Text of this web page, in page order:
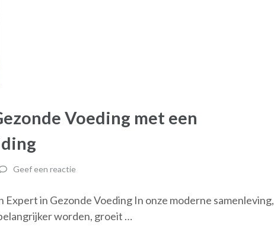
Voeding met een
Geef een reactie
in Gezonde Voeding In onze moderne samenleving,
worden, groeit …